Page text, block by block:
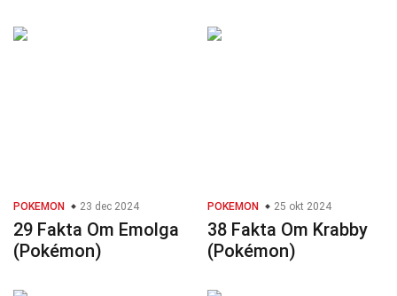
POKEMON 23 dec 2024
29 Fakta Om Emolga
(Pokémon)
POKEMON 25 okt 2024
38 Fakta Om Krabby
(Pokémon)